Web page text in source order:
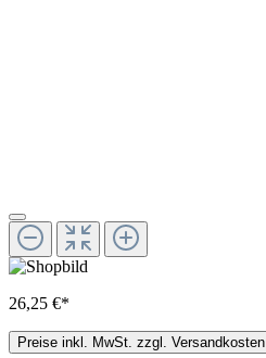
26,25 €*
Preise inkl. MwSt. zzgl. Versandkosten